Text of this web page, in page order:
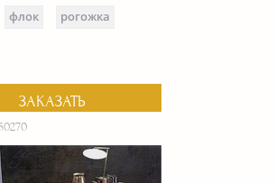
флок рогожка
ЗАКАЗАТЬ